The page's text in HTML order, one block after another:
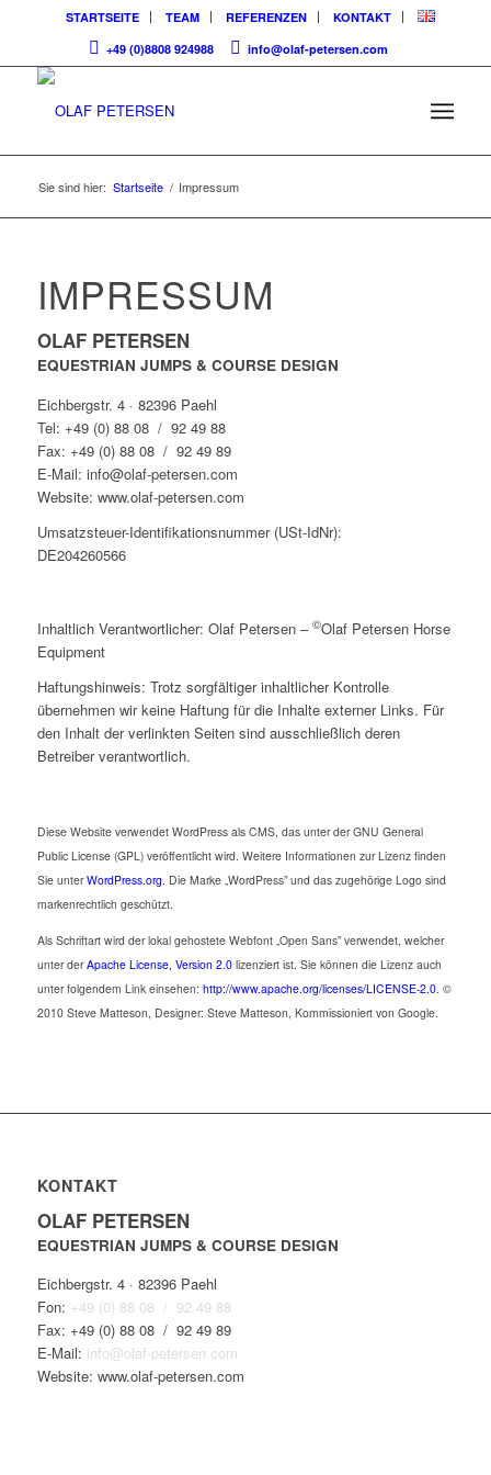
STARTSEITE TEAM REFERENZEN
KONTAKT
+49 (0)8808 924988
info@olaf-petersen.com
Sie sind hier: Startseite / Impressum
IMPRESSUM
OLAF PETERSEN
EQUESTRIAN JUMPS & COURSE DESIGN
Eichbergstr. 4 · 82396 Paehl
Tel: +49 (0) 88 08 / 92 49 88
Fax: +49 (0) 88 08 / 92 49 89
E-Mail: info@olaf-petersen.com
Website: www.olaf-petersen.com
Umsatzsteuer-Identifikationsnummer (USt-IdNr):
DE204260566
Inhaltlich Verantwortlicher: Olaf Petersen – ©Olaf Petersen Horse
Equipment
Haftungshinweis: Trotz sorgfältiger inhaltlicher Kontrolle
übernehmen wir keine Haftung für die Inhalte externer Links. Für
den Inhalt der verlinkten Seiten sind ausschließlich deren
Betreiber verantwortlich.
Diese Website verwendet WordPress als CMS, das unter der GNU General
Public License (GPL) veröffentlicht wird. Weitere Informationen zur Lizenz finden
Sie unterWordPress.org. Die Marke „WordPress” und das zugehörige Logo sind
markenrechtlich geschützt.
Als Schriftart wird der lokal gehostete Webfont „Open Sans” verwendet, welcher
unter derApache License, Version 2.0lizenziert ist. Sie können die Lizenz auch
unter folgendem Link einsehen: http://www.apache.org/licenses/LICENSE-2.0. ©
2010 Steve Matteson, Designer: Steve Matteson, Kommissioniert von Google.
KONTAKT
OLAF PETERSEN
EQUESTRIAN JUMPS & COURSE DESIGN
Eichbergstr. 4 · 82396 Paehl
Fon: +49 (0) 88 08 / 92 49 88
Fax: +49 (0) 88 08 / 92 49 89
E-Mail: info@olaf-petersen.com
Website: www.olaf-petersen.com